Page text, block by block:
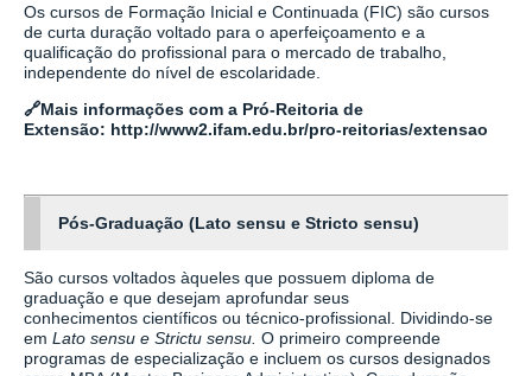
Os cursos de Formação Inicial e Continuada (FIC) são cursos
de curta duração voltado para o aperfeiçoamento e a
qualificação do profissional para o mercado de trabalho,
independente do nível de escolaridade.
🔗Mais informações com a Pró-Reitoria de
Extensão: http://www2.ifam.edu.br/pro-reitorias/extensao
Pós-Graduação (Lato sensu e Stricto sensu)
São cursos voltados àqueles que possuem diploma de
graduação e que desejam aprofundar seus
conhecimentos científicos ou técnico-profissional. Dividindo-se
em Lato sensu e Strictu sensu. O primeiro compreende
programas de especialização e incluem os cursos designados